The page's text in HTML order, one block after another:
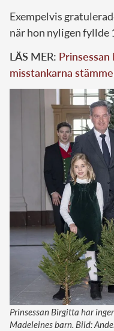
Exempelvis
när hon nyligen fyllde
LÄS MER:
misstankarna
Prinsessan Birgitta har
Madeleines barn. Bild: